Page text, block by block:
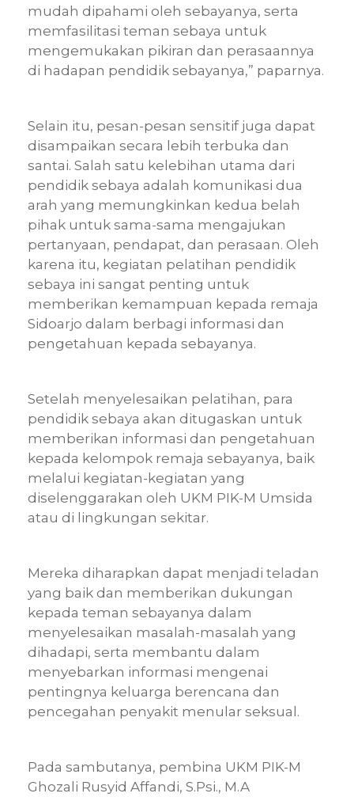
mudah dipahami oleh sebayanya, serta
memfasilitasi teman sebaya untuk
mengemukakan pikiran dan perasaannya
di hadapan pendidik sebayanya,” paparnya.
Selain itu, pesan-pesan sensitif juga dapat
disampaikan secara lebih terbuka dan
santai. Salah satu kelebihan utama dari
pendidik sebaya adalah komunikasi dua
arah yang memungkinkan kedua belah
pihak untuk sama-sama mengajukan
pertanyaan, pendapat, dan perasaan. Oleh
karena itu, kegiatan pelatihan pendidik
sebaya ini sangat penting untuk
memberikan kemampuan kepada remaja
Sidoarjo dalam berbagi informasi dan
pengetahuan kepada sebayanya.
Setelah menyelesaikan pelatihan, para
pendidik sebaya akan ditugaskan untuk
memberikan informasi dan pengetahuan
kepada kelompok remaja sebayanya, baik
melalui kegiatan-kegiatan yang
diselenggarakan oleh UKM PIK-M Umsida
atau di lingkungan sekitar.
Mereka diharapkan dapat menjadi teladan
yang baik dan memberikan dukungan
kepada teman sebayanya dalam
menyelesaikan masalah-masalah yang
dihadapi, serta membantu dalam
menyebarkan informasi mengenai
pentingnya keluarga berencana dan
pencegahan penyakit menular seksual.
Pada sambutanya, pembina UKM PIK-M
Ghozali Rusyid Affandi, S.Psi., M.A